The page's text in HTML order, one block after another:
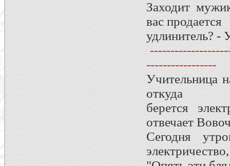
Заходит
вас продается
удлинитель? -
-----------------
Учительница
откуда
берется
отвечает
Сегодня